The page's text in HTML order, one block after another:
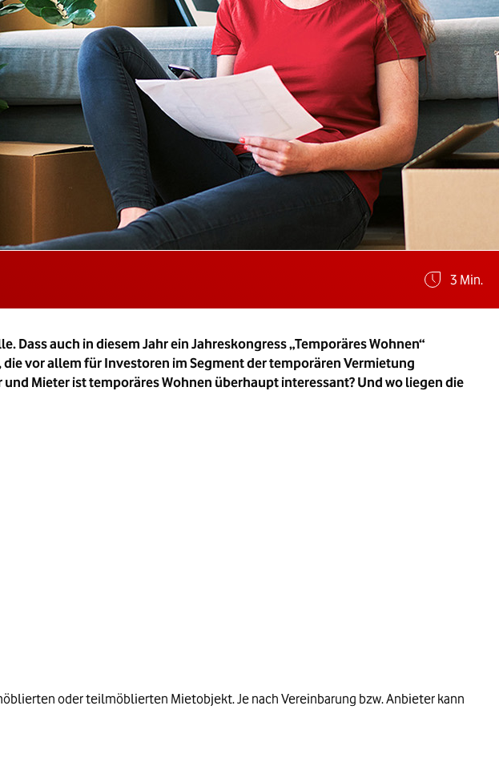
3 Min.
auch in diesem Jahr ein Jahreskongress „Temporäres Wohnen“
vor allem für Investoren im Segment der temporären Vermietung
Mieter ist temporäres Wohnen überhaupt interessant? Und wo liegen die
oder teilmöblierten Mietobjekt. Je nach Vereinbarung bzw. Anbieter kann